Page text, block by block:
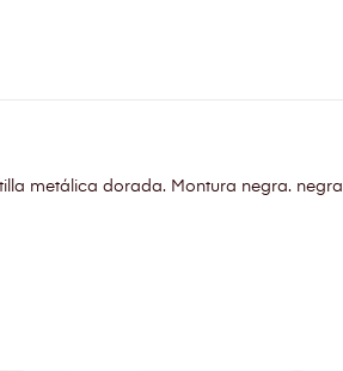
metálica dorada. Montura negra. negra